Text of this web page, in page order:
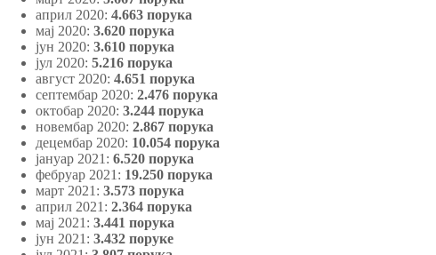
април 2020: 4.663 порука
мај 2020: 3.620 порука
јун 2020: 3.610 порука
јул 2020: 5.216 порука
август 2020: 4.651 порука
септембар 2020: 2.476 порука
октобар 2020: 3.244 порука
новембар 2020: 2.867 порука
децембар 2020: 10.054 порука
јануар 2021: 6.520 порука
фебруар 2021: 19.250 порука
март 2021: 3.573 порука
април 2021: 2.364 порука
мај 2021: 3.441 порука
јун 2021: 3.432 поруке